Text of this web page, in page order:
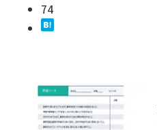
74